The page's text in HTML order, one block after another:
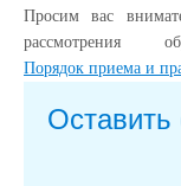
Просим вас
рассмотрения
Порядок приема и